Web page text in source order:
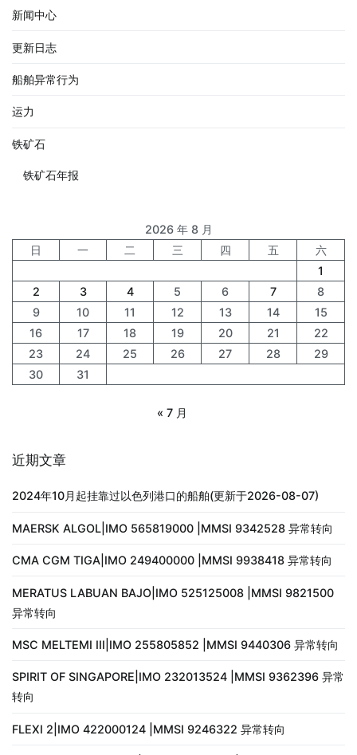
新闻中心
更新日志
船舶异常行为
运力
铁矿石
铁矿石年报
2026 年 8 月
日
一 二 三 四 五
六
1
2
3 4 5 6 7
8
9
10 11 12 13 14
15
16
17 18 19 20 21
22
23
24 25 26 27 28
29
30
31
« 7 月
近期文章
2024年10月起挂靠过以色列港口的船舶(更新于2026-08-07)
MAERSK ALGOL|IMO 565819000 |MMSI 9342528 异常转向
CMA CGM TIGA|IMO 249400000 |MMSI 9938418 异常转向
MERATUS LABUAN BAJO|IMO 525125008 |MMSI 9821500
异常转向
MSC MELTEMI III|IMO 255805852 |MMSI 9440306 异常转向
SPIRIT OF SINGAPORE|IMO 232013524 |MMSI 9362396 异常
转向
FLEXI 2|IMO 422000124 |MMSI 9246322 异常转向